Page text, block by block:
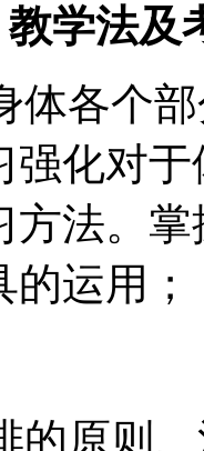
学法及
体各个
强化对
方法。
运用；
的原则